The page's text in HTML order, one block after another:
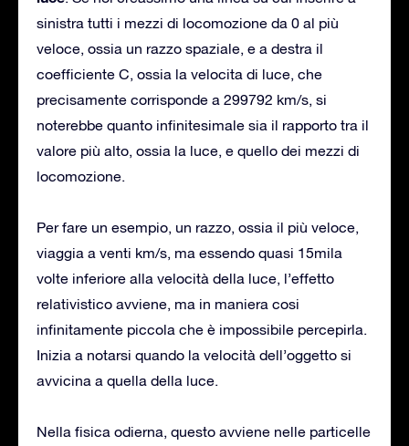
sinistra tutti i mezzi di locomozione da 0 al più
veloce, ossia un razzo spaziale, e a destra il
coefficiente C, ossia la velocita di luce, che
precisamente corrisponde a 299792 km/s, si
noterebbe quanto infinitesimale sia il rapporto tra il
valore più alto, ossia la luce, e quello dei mezzi di
locomozione.
Per fare un esempio, un razzo, ossia il più veloce,
viaggia a venti km/s, ma essendo quasi 15mila
volte inferiore alla velocità della luce, l’effetto
relativistico avviene, ma in maniera cosi
infinitamente piccola che è impossibile percepirla.
Inizia a notarsi quando la velocità dell’oggetto si
avvicina a quella della luce.
Nella fisica odierna, questo avviene nelle particelle